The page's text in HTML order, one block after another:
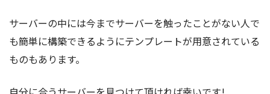
サーバーの中には今までサーバーを触ったことがない人で
も簡単に構築できるようにテンプレートが用意されている
ものもあります。